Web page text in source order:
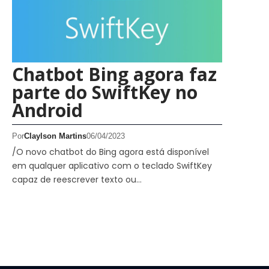
Chatbot Bing agora faz
parte do SwiftKey no
Android
PorClaylson Martins06/04/2023
/O novo chatbot do Bing agora está disponível
em qualquer aplicativo com o teclado SwiftKey
capaz de reescrever texto ou…